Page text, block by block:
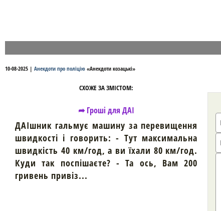
10-08-2025 | Анекдоти про поліцію «Анекдоти козацькі»
СХОЖЕ ЗА ЗМІСТОМ:
➦ Гроші для ДАІ
ДАІшник гальмує машину за перевищення
швидкості і говорить: - Тут максимальна
швидкість 40 км/год, а ви їхали 80 км/год.
Куди так поспішаєте? - Та ось, Вам 200
гривень привіз...